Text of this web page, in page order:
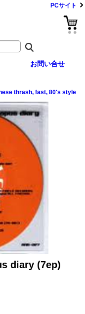
PCサイト
お問い合せ
thrash, fast, 80's style
diary (7ep)